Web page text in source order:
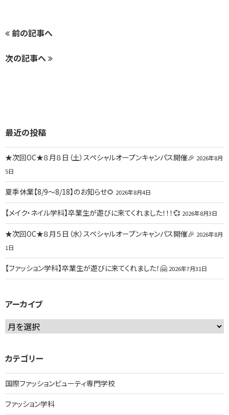
前の記事へ
次の記事へ
最近の投稿
★次回OC★８月８日（土）スペシャルオープンキャンパス開催🎉 2026年8月
5日
夏季休業【8/9～8/18】のお知らせ🌻 2026年8月4日
【メイク・ネイル学科】卒業生が遊びに来てくれました！！！💞 2026年8月3日
★次回OC★８月５日（水）スペシャルオープンキャンパス開催🎉 2026年8月
1日
【ファッション学科】卒業生が遊びに来てくれました！🤗 2026年7月31日
アーカイブ
ア
ー
イ
ブ
カテゴリー
国際ファッションビューティ専門学校
ファッション学科